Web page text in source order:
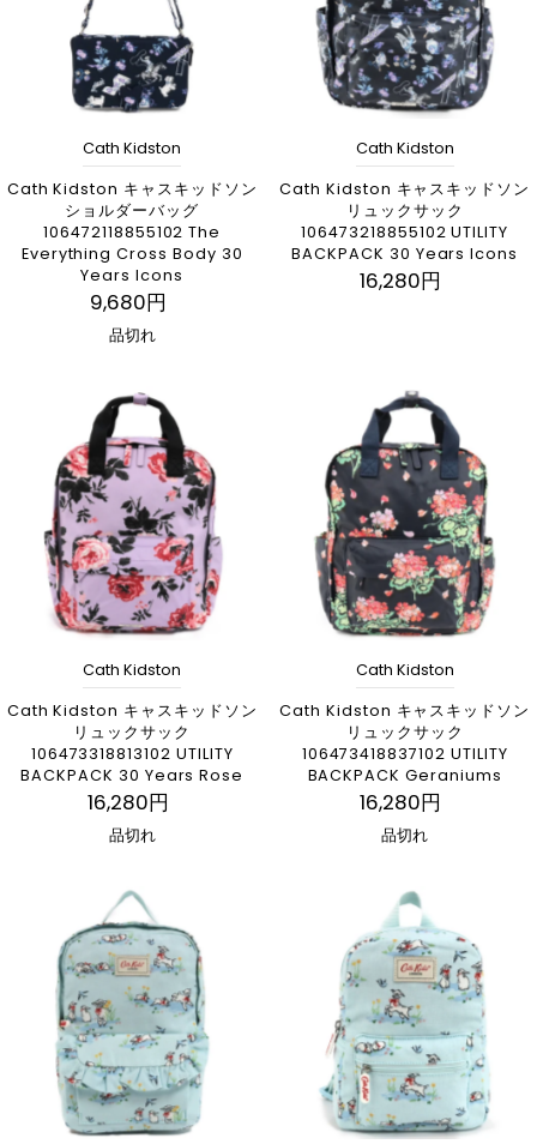
Cath Kidston
Cath Kidston キャスキッドソン
ショルダーバッグ
106472118855102 The
Everything Cross Body 30
Years Icons
9,680円
品切れ
Cath Kidston
Cath Kidston キャスキッドソン
リュックサック
106473218855102 UTILITY
BACKPACK 30 Years Icons
16,280円
Cath Kidston
Cath Kidston キャスキッドソン
リュックサック
106473318813102 UTILITY
BACKPACK 30 Years Rose
16,280円
品切れ
Cath Kidston
Cath Kidston キャスキッドソン
リュックサック
106473418837102 UTILITY
BACKPACK Geraniums
16,280円
品切れ